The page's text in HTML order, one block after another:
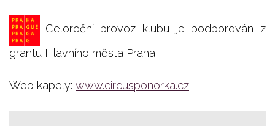
Celoroční provoz klubu je podporován z
grantu Hlavního města Praha
Web kapely: www.circusponorka.cz